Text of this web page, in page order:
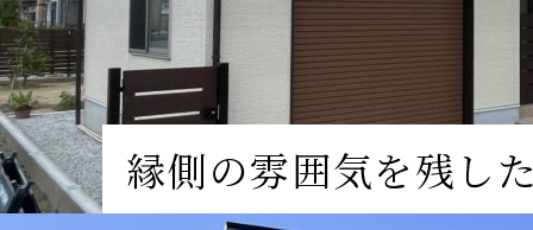
縁側の雰囲気を残し